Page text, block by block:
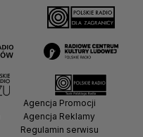
Agencja Promocji
Agencja Reklamy
Regulamin serwisu